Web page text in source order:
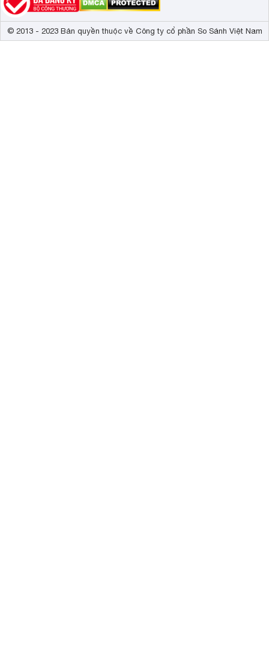
© 2013 - 2023 Bản quyền thuộc về Công ty cổ phần So Sánh Việt Nam